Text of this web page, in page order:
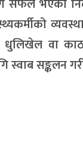
सफल भएको
वा
सङ्कलन